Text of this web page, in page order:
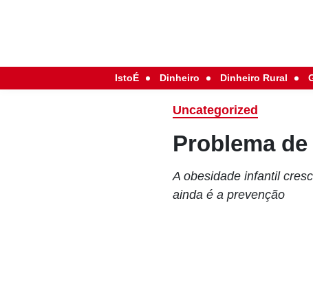
IstoÉ Dinheiro Dinheiro Rural
Uncategorized
Problema
A obesidade infantil
ainda é a prevenção